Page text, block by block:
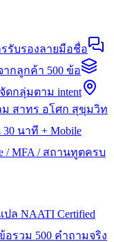
รับรองลายมือชื่อ
กลูกค้า 500 ข้อ
ดกลุ่มตาม intent
สาทร อโศก สุขุมวิท
นาที + Mobile
/ MFA / สถานทูตครบ
ปล NAATI Certified
อรวม 500 คำถามจริง